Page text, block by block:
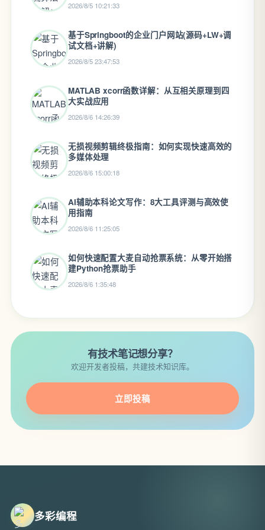
2026/8/5 10:21:33
基于Springboot的企业门户网站(源码+LW+调
试文档+讲解)
2026/8/5 23:47:53
MATLAB xcorr函数详解：从互相关原理到四
大实战应用
2026/8/6 14:26:39
无损视频剪辑终极指南：如何实现快速高效的
多媒体处理
2026/8/6 15:00:18
AI辅助本科论文写作：8大工具评测与高效使
用指南
2026/8/6 11:25:05
如何快速配置大麦自动抢票系统：从零开始搭
建Python抢票助手
2026/8/6 1:35:48
有技术笔记想分享？
欢迎开发者投稿，共建技术知识库。
立即投稿
多彩编程